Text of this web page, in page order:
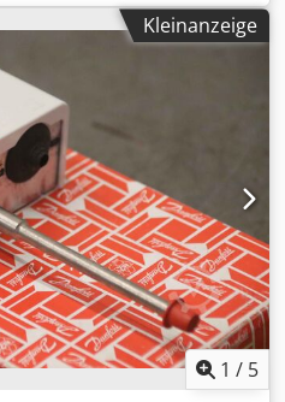
-Hersteller: Danfoss,
CX 023U1250 -Anzahl: 3x
pro Stück -Abmessungen:
kg
Kleinanzeige
1 / 5